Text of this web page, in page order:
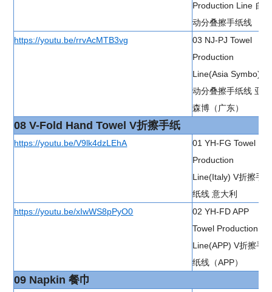
Production Line 自
动分叠擦手纸线
https://youtu.be/rrvAcMTB3vg
03 NJ-PJ Towel
Production
Line(Asia Symbo) 自
动分叠擦手纸线 亚太
森博（广东）
08 V-Fold Hand Towel V折擦手纸
https://youtu.be/V9lk4dzLEhA
01 YH-FG Towel
Production
Line(Italy) V折擦手
纸线 意大利
https://youtu.be/xIwWS8pPyO0
02 YH-FD APP
Towel Production
Line(APP) V折擦手
纸线（APP）
09 Napkin 餐巾